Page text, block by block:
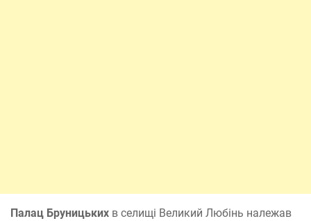
Палац Бруницьких в селищі Великий Любінь належав